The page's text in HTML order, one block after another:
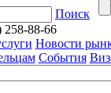
Поиск
258-88-66
Новости
События